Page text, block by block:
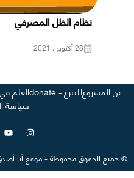
نظام الظل المصرفي
28 أكتوبر ، 2021
عن المشروعللتبرع - donate العلم
سياسة
©جميع الحقوق محفوظة-موقع أنا